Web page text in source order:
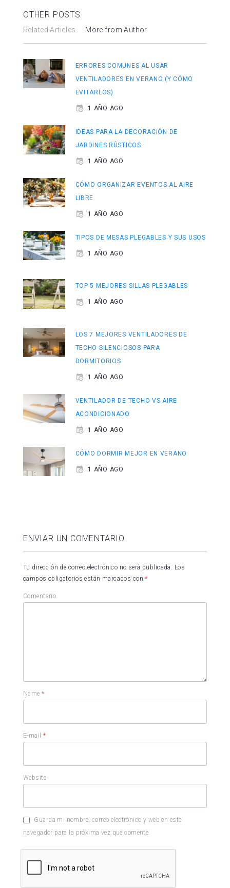
OTHER POSTS
Related Articles More from Author
ERRORES COMUNES AL USAR
VENTILADORES EN VERANO (Y CÓMO
EVITARLOS)
1 AÑO AGO
IDEAS PARA LA DECORACIÓN DE
JARDINES RÚSTICOS
1 AÑO AGO
CÓMO ORGANIZAR EVENTOS AL AIRE
LIBRE
1 AÑO AGO
TIPOS DE MESAS PLEGABLES Y SUS USOS
1 AÑO AGO
TOP 5 MEJORES SILLAS PLEGABLES
1 AÑO AGO
LOS 7 MEJORES VENTILADORES DE
TECHO SILENCIOSOS PARA
DORMITORIOS
1 AÑO AGO
VENTILADOR DE TECHO VS AIRE
ACONDICIONADO
1 AÑO AGO
CÓMO DORMIR MEJOR EN VERANO
1 AÑO AGO
ENVIAR UN COMENTARIO
Tu dirección de correo electrónico no será publicada. Los
campos obligatorios están marcados con*
Comentario
Name*
E-mail *
Website
Guarda mi nombre, correo electrónico y web en este
navegador para la próxima vez que comente.